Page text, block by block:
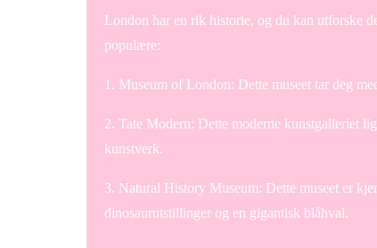
London har en rik historie, og du kan utforske
populære:
1. Museum of London: Dette museet tar deg
2. Tate Modern: Dette moderne kunstgalleriet
kunstverk.
3. Natural History Museum: Dette museet er
dinosaurutstillinger og en gigantisk blåhval.